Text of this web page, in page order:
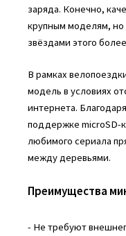
заряда. Конечно,
крупным моделям, но
звёздами этого
В рамках
модель в условиях
интернета.
поддержке microSD-
любимого сериала
между деревьями.
Преимущества
- Не требуют